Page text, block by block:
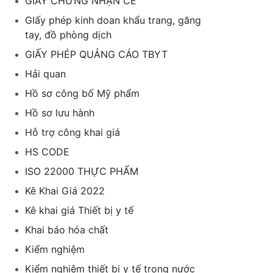
GIấy phép kinh doan khẩu trang, găng
tay, đồ phòng dịch
GIẤY PHÉP QUẢNG CÁO TBYT
Hải quan
Hồ sơ công bố Mỹ phẩm
Hồ sơ lưu hành
Hỗ trợ công khai giá
HS CODE
ISO 22000 THỰC PHẨM
Kê Khai Giá 2022
Kê khai giá Thiết bị y tế
Khai báo hóa chất
Kiểm nghiệm
Kiểm nghiệm thiết bị y tế trong nước